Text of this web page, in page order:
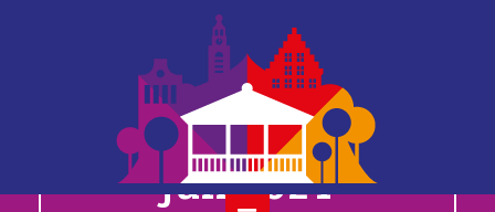
album de
ijsselmannen 14
juli 2024